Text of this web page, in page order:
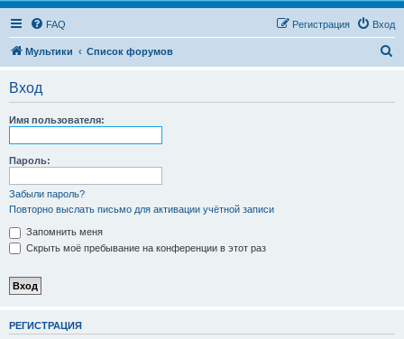
FAQ Вход
Регистрация
Мультики Список форумов
Вход
Имя пользователя:
Пароль:
Забыли пароль?
Повторно выслать письмо для активации учётной записи
Запомнить меня
Скрыть моё пребывание на конференции в этот раз
РЕГИСТРАЦИЯ